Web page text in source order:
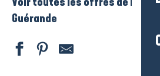
Guérande